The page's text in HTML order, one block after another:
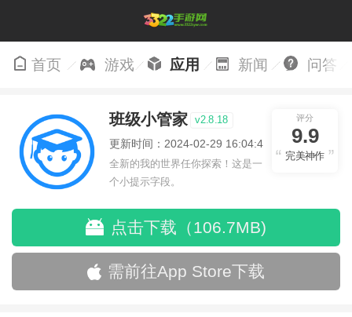
首页 游戏 应用 新闻 问答
班级小管家 v2.8.18
更新时间：2024-02-29 16:04:43
全新的我的世界任你探索！这是一
个小提示字段。
评分
9.9
完美神作
点击下载（106.7MB)
需前往App Store下载